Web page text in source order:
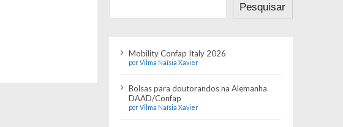
Pesquisar
Mobility Confap Italy 2026
por Vilma Naísia Xavier
Bolsas para doutorandos na Alemanha
DAAD/Confap
por Vilma Naísia Xavier